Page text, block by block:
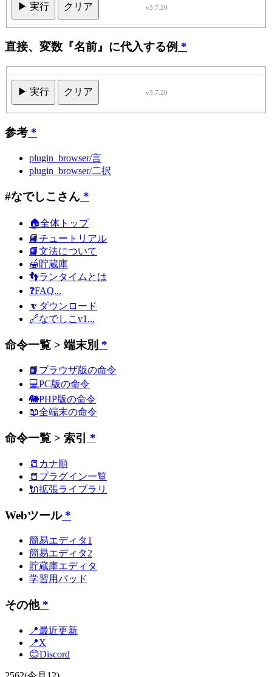
▶ 実行 クリア v3.7.20
直接、変数『名前』に代入する例 *
▶ 実行 クリア v3.7.20
参考 *
plugin_browser/言
plugin_browser/二択
#なでしこさん *
🏠全体トップ
📙チュートリアル
📙文法について
🍯貯蔵庫
👣ランタイムとは
❓FAQ...
🔽ダウンロード
🔗なでしこv1...
命令一覧 > 端末別 *
📙ブラウザ版の命令
💻PC版の命令
🐘PHP版の命令
📖全端末の命令
命令一覧 > 索引 *
📒カナ順
📒プラグイン一覧
🔌拡張ライブラリ
Webツール*
簡易エディタ1
簡易エディタ2
貯蔵庫エディタ
学習用パッド
その他*
📍最近更新
📍X
😊Discord